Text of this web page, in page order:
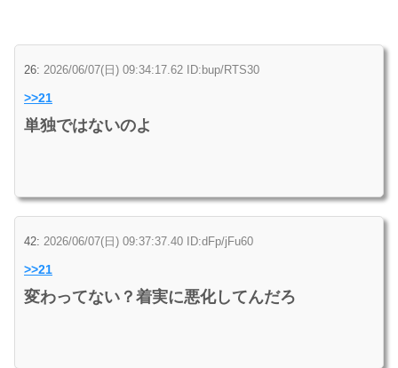
26: 2026/06/07(日) 09:34:17.62 ID:bup/RTS30
>>21
単独ではないのよ
42: 2026/06/07(日) 09:37:37.40 ID:dFp/jFu60
>>21
変わってない？着実に悪化してんだろ